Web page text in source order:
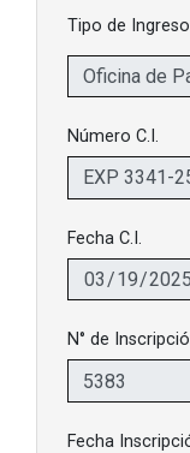
Tipo de Ingreso
Número C.I.
Fecha C.I.
N° de
Fecha